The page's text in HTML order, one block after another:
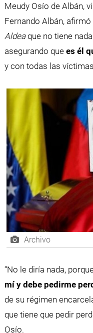
Meudy Osío de Albán,
Fernando Albán,
Aldeaque no tiene
asegurando que es él
y con todas las
Archivo
“No le diría nada,
mí y debe pedirme
de su régimen
que tiene que pedir
Osío.